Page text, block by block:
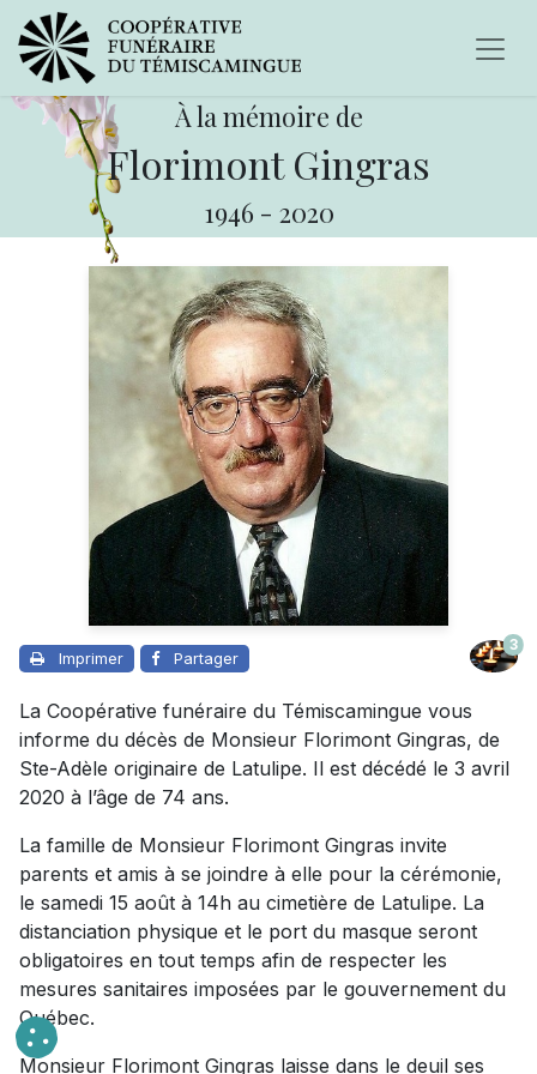
À la mémoire de
Florimont Gingras
1946 - 2020
Imprimer Partager
3
La Coopérative funéraire du Témiscamingue vous
informe du décès de Monsieur Florimont Gingras, de
Ste-Adèle originaire de Latulipe. Il est décédé le 3 avril
2020 à l’âge de 74 ans.
La famille de Monsieur Florimont Gingras invite
parents et amis à se joindre à elle pour la cérémonie,
le samedi 15 août à 14h au cimetière de Latulipe. La
distanciation physique et le port du masque seront
obligatoires en tout temps afin de respecter les
mesures sanitaires imposées par le gouvernement du
Québec.
Monsieur Florimont Gingras laisse dans le deuil ses